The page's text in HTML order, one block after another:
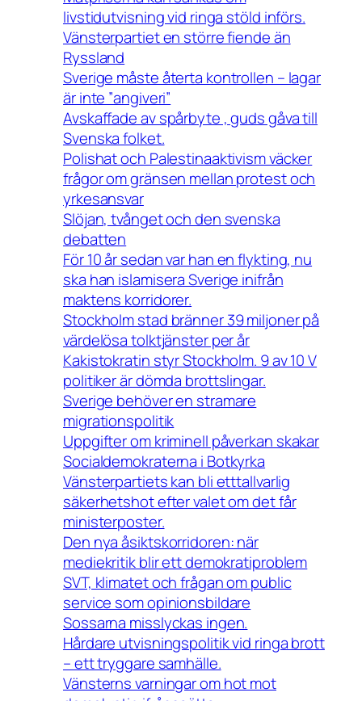
livstidutvisning vid ringa stöld införs.
Vänsterpartiet en större fiende än
Ryssland
Sverige måste återta kontrollen – lagar
är inte ”angiveri”
Avskaffade av spårbyte , guds gåva till
Svenska folket.
Polishat och Palestinaaktivism väcker
frågor om gränsen mellan protest och
yrkesansvar
Slöjan, tvånget och den svenska
debatten
För 10 år sedan var han en flykting, nu
ska han islamisera Sverige inifrån
maktens korridorer.
Stockholm stad bränner 39 miljoner på
värdelösa tolktjänster per år
Kakistokratin styr Stockholm. 9 av 10 V
politiker är dömda brottslingar.
Sverige behöver en stramare
migrationspolitik
Uppgifter om kriminell påverkan skakar
Socialdemokraterna i Botkyrka
Vänsterpartiets kan bli etttallvarlig
säkerhetshot efter valet om det får
ministerposter.
Den nya åsiktskorridoren: när
mediekritik blir ett demokratiproblem
SVT, klimatet och frågan om public
service som opinionsbildare
Sossarna misslyckas ingen.
Hårdare utvisningspolitik vid ringa brott
– ett tryggare samhälle.
Vänsterns varningar om hot mot